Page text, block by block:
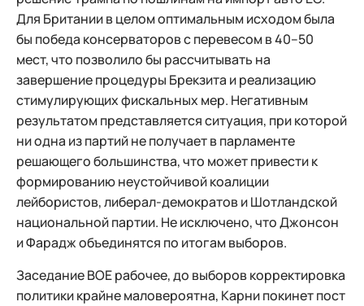
Для Британии в целом оптимальным исходом была
бы победа консерваторов с перевесом в 40–50
мест, что позволило бы рассчитывать на
завершение процедуры Брекзита и реализацию
стимулирующих фискальных мер. Негативным
результатом представляется ситуация, при которой
ни одна из партий не получает в парламенте
решающего большинства, что может привести к
формированию неустойчивой коалиции
лейбористов, либерал-демократов и Шотландской
национальной партии. Не исключено, что Джонсон
и Фарадж объединятся по итогам выборов.
Заседание ВOЕ рабочее, до выборов корректировка
политики крайне маловероятна, Карни покинет пост